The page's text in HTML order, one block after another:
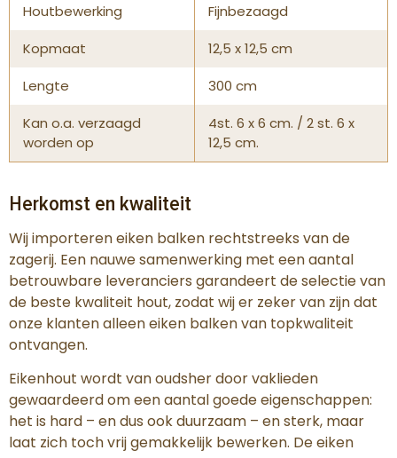
Houtbewerking
Fijnbezaagd
Kopmaat
12,5 x 12,5 cm
Lengte
300 cm
Kan o.a. verzaagd
worden op
4st. 6 x 6 cm. / 2 st. 6 x
12,5 cm.
Herkomst en kwaliteit
Wij importeren eiken balken rechtstreeks van de
zagerij. Een nauwe samenwerking met een aantal
betrouwbare leveranciers garandeert de selectie van
de beste kwaliteit hout, zodat wij er zeker van zijn dat
onze klanten alleen eiken balken van topkwaliteit
ontvangen.
Eikenhout wordt van oudsher door vaklieden
gewaardeerd om een aantal goede eigenschappen:
het is hard – en dus ook duurzaam – en sterk, maar
laat zich toch vrij gemakkelijk bewerken. De eiken